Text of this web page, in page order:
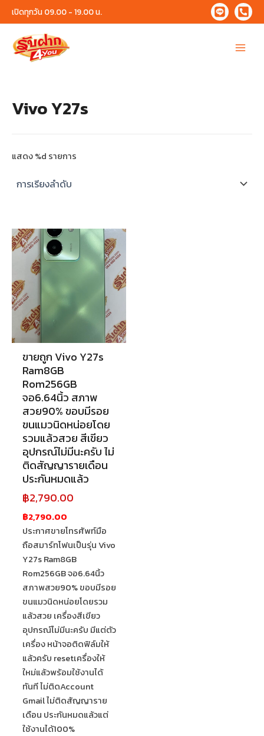
Skip
to
content
เปิดทุกวัน 09.00 - 19.00 น.
Main
Vivo Y27s
แสดง %d รายการ
ขายถูก Vivo Y27s
Ram8GB
Rom256GB
จอ6.64นิ้ว สภาพ
สวย90% ขอบมีรอย
ขนแมวนิดหน่อยโดย
รวมแล้วสวย สีเขียว
อุปกรณ์ไม่มีนะครับ ไม่
ติดสัญญารายเดือน
ประกันหมดแล้ว
฿2,790.00
฿2,790.00
ประกาศขายโทรศัพท์มือ
ถือสมาร์ทโฟนเป็นรุ่น Vivo
Y27s Ram8GB
Rom256GB จอ6.64นิ้ว
สภาพสวย90% ขอบมีรอย
ขนแมวนิดหน่อยโดยรวม
แล้วสวย เครื่องสีเขียว
อุปกรณ์ไม่มีนะครับ มีแต่ตัว
เครื่อง หน้าจอติดฟิล์มให้
แล้วครับ resetเครื่องให้
ใหม่แล้วพร้อมใช้งานได้
ทันที ไม่ติดAccount
Gmail ไม่ติดสัญญาราย
เดือน ประกันหมดแล้วแต่
ใช้งานได้100%